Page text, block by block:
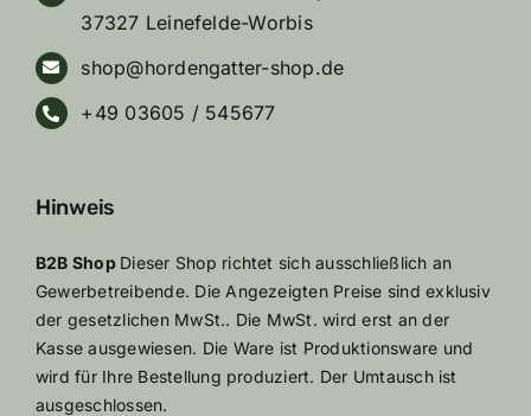
37327 Leinefelde-Worbis
shop@hordengatter-shop.de
+49 03605 / 545677
Hinweis
B2B Shop Dieser Shop richtet sich ausschließlich an
Gewerbetreibende. Die Angezeigten Preise sind exklusiv
der gesetzlichen MwSt.. Die MwSt. wird erst an der
Kasse ausgewiesen. Die Ware ist Produktionsware und
wird für Ihre Bestellung produziert. Der Umtausch ist
ausgeschlossen.